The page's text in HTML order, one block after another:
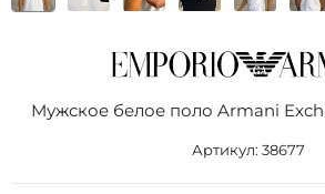
Мужское белое поло Armani
Артикул: 38677